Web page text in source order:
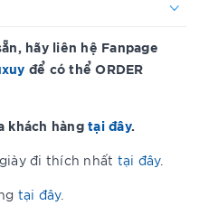
hãy liên hệ Fanpage
để có thể ORDER
khách hàng tại đây.
đi thích nhất tại đây.
tại đây.